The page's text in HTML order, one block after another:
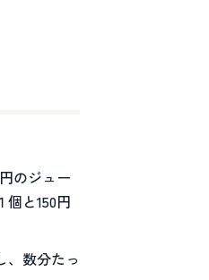
のジュー
と150円
、数分たっ